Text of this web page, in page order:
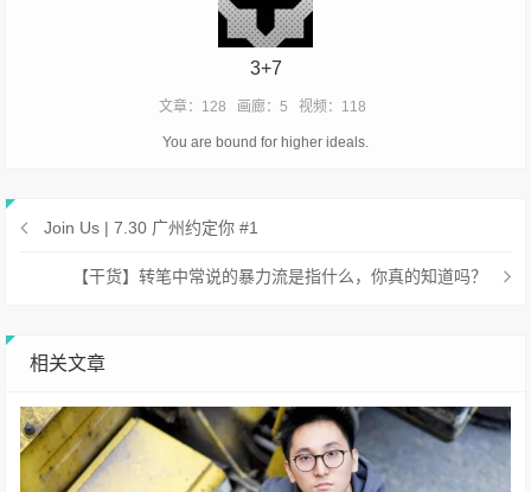
3+7
文章：128 画廊：5 视频：118
You are bound for higher ideals.
Join Us | 7.30 广州约定你 #1
【干货】转笔中常说的暴力流是指什么，你真的知道吗？
相关文章